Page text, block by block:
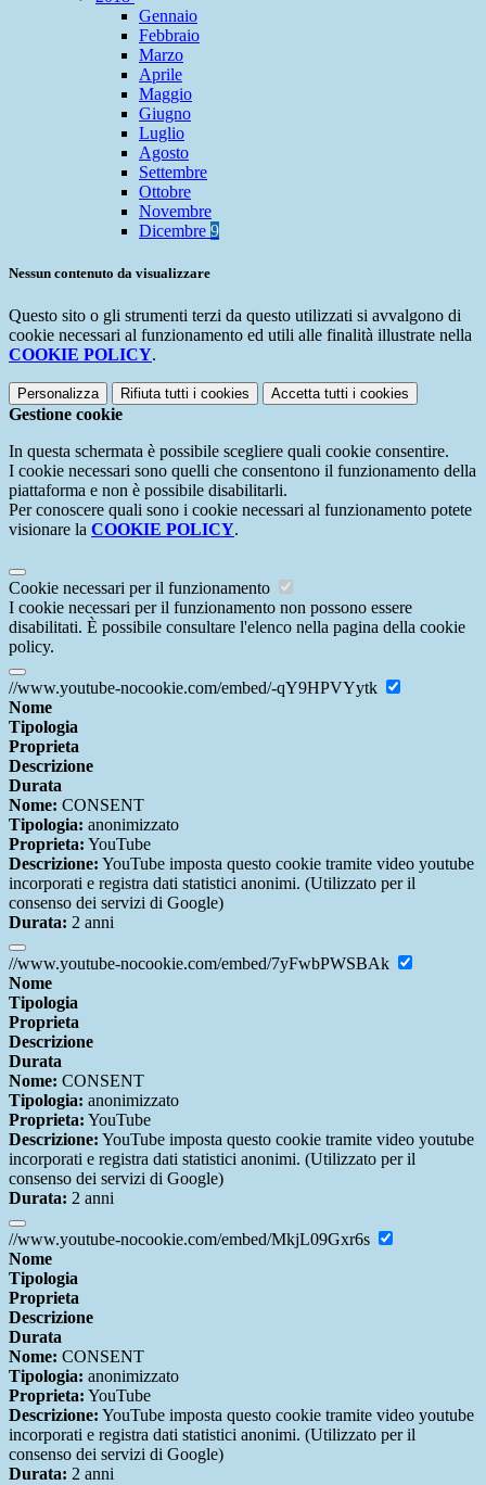
Gennaio
Febbraio
Marzo
Aprile
Maggio
Giugno
Luglio
Agosto
Settembre
Ottobre
Novembre
Dicembre 9
Nessun contenuto da visualizzare
Questo sito o gli strumenti terzi da questo utilizzati si avvalgono di
cookie necessari al funzionamento ed utili alle finalità illustrate nella
COOKIE POLICY.
Personalizza Rifiuta tutti i cookies Accetta tutti i cookies
Gestione cookie
In questa schermata è possibile scegliere quali cookie consentire.
I cookie necessari sono quelli che consentono il funzionamento della
piattaforma e non è possibile disabilitarli.
Per conoscere quali sono i cookie necessari al funzionamento potete
visionare la COOKIE POLICY.
Cookie necessari per il funzionamento
I cookie necessari per il funzionamento non possono essere
disabilitati. È possibile consultare l'elenco nella pagina della cookie
policy.
//www.youtube-nocookie.com/embed/-qY9HPVYytk
Nome
Tipologia
Proprieta
Descrizione
Durata
Nome: CONSENT
Tipologia: anonimizzato
Proprieta: YouTube
Descrizione: YouTube imposta questo cookie tramite video youtube
incorporati e registra dati statistici anonimi. (Utilizzato per il
consenso dei servizi di Google)
Durata: 2 anni
//www.youtube-nocookie.com/embed/7yFwbPWSBAk
Nome
Tipologia
Proprieta
Descrizione
Durata
Nome: CONSENT
Tipologia: anonimizzato
Proprieta: YouTube
Descrizione: YouTube imposta questo cookie tramite video youtube
incorporati e registra dati statistici anonimi. (Utilizzato per il
consenso dei servizi di Google)
Durata: 2 anni
//www.youtube-nocookie.com/embed/MkjL09Gxr6s
Nome
Tipologia
Proprieta
Descrizione
Durata
Nome: CONSENT
Tipologia: anonimizzato
Proprieta: YouTube
Descrizione: YouTube imposta questo cookie tramite video youtube
incorporati e registra dati statistici anonimi. (Utilizzato per il
consenso dei servizi di Google)
Durata: 2 anni